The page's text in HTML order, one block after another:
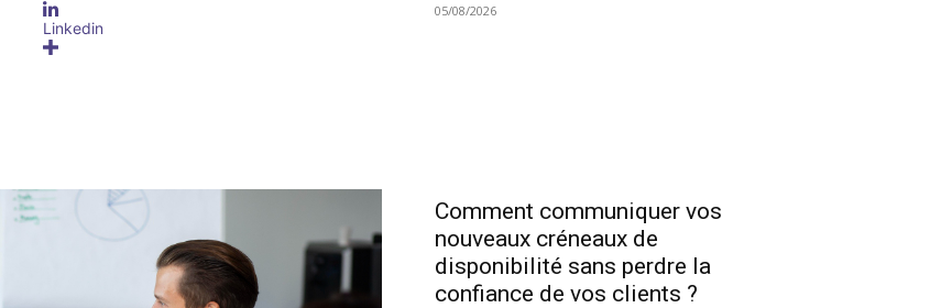
Linkedin
05/08/2026
Comment communiquer vos
nouveaux créneaux de
disponibilité sans perdre la
confiance de vos clients ?